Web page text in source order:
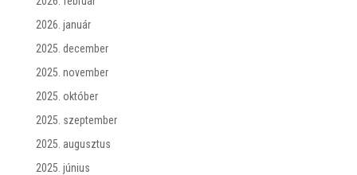
2026. január
2025. december
2025. november
2025. október
2025. szeptember
2025. augusztus
2025. június